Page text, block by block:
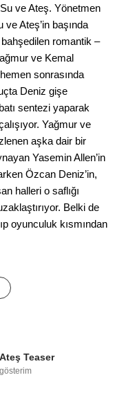
ve Ateş. Yönetmen
Ateş’in başında
romantik –
ve Kemal
sonrasında
Deniz gişe
sentezi yaparak
Yağmur ve
aşka dair bir
Yasemin Allen’in
Özcan Deniz’in,
halleri o saflığı
Belki de
oyunculuk kısmından
Teaser